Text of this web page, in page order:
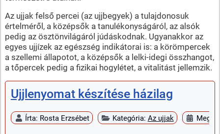
Az ujjak felső percei (az ujjbegyek) a tulajdonosuk
értelméről, a középsők a tanulékonyságáról, az alsók
pedig az ösztönvilágáról júdáskodnak. Ugyanakkor az
egyes ujjízek az egészség indikátorai is: a körömpercek
a szellemi állapotot, a középsők a lelki-idegi összhangot,
a tőpercek pedig a fizikai hogylétet, a vitalitást jellemzik.
Ujjlenyomat készítése házilag
Írta: Rosta Erzsébet Kategória: Az ujjak